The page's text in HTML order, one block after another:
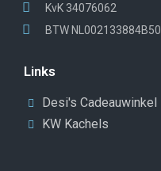
KvK 34076062
BTW NL002133884B50
Links
Desi's Cadeauwinkel
KW Kachels